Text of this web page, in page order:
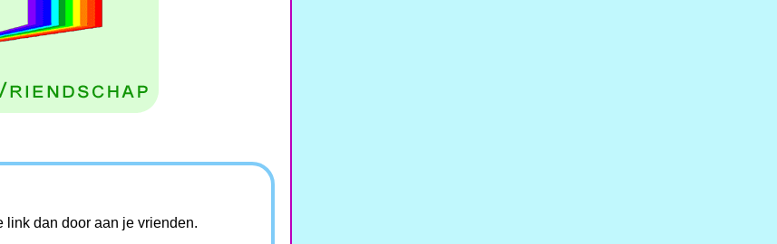
link dan door aan je vrienden.